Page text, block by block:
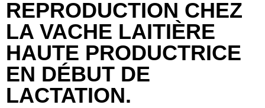
REPRODUCTION CHEZ
LA VACHE LAITIÈRE
HAUTE PRODUCTRICE
EN DÉBUT DE
LACTATION.